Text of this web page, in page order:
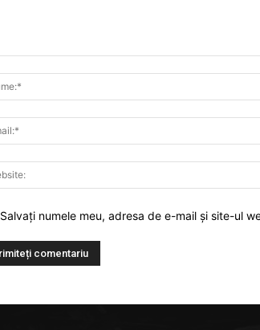
Salvați numele meu, adresa de e-mail și site-ul